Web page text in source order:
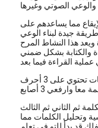
مما يساعدهم على
جيدة لبناء الوعي
هذا النشاط المرح
والكتابة بشكل ضمني
قومي بقص بطاقات بسيطة واكتبي عليها كلمات تحتوي على 3 أحرف
ثم الثاني ثم الثالث
وتحليل الكلمات مما